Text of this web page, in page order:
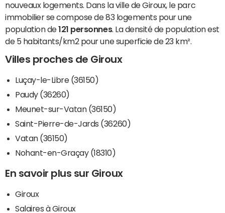
nouveaux logements. Dans la ville de Giroux, le parc
immobilier se compose de 83 logements pour une
population de121 personnes. La densité de population est
de 5 habitants/km2 pour une superficie de 23 km².
Villes proches de Giroux
Luçay-le-Libre (36150)
Paudy (36260)
Meunet-sur-Vatan (36150)
Saint-Pierre-de-Jards (36260)
Vatan (36150)
Nohant-en-Graçay (18310)
En savoir plus sur Giroux
Giroux
Salaires à Giroux